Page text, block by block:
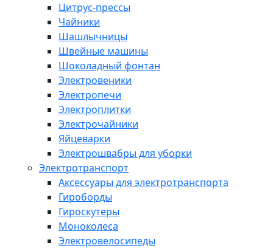
Цитрус-прессы
Чайники
Шашлычницы
Швейные машины
Шоколадный фонтан
Электровеники
Электропечи
Электроплитки
Электрочайники
Яйцеварки
Электрошвабры для уборки
Электротранспорт
Аксессуары для электротранспорта
Гироборды
Гироскутеры
Моноколеса
Электровелосипеды